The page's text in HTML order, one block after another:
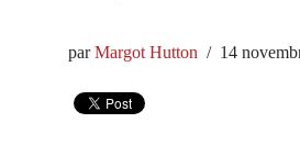
parMargot Hutton 14